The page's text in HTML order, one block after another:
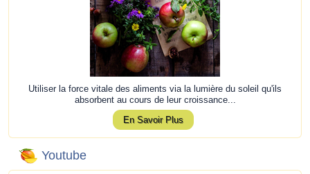
Utiliser la force vitale des aliments via la lumière du soleil qu'ils
absorbent au cours de leur croissance...
En Savoir Plus
Youtube